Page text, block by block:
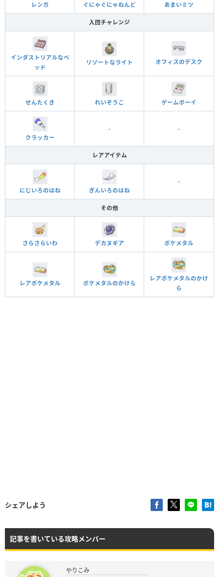
レンガ ぐにゃぐにゃねんど あまいミツ
入団チャレンジ
インダストリアルなベ
ッド
リゾートなライト オフィスのデスク
せんたくき れいぞうこ ゲームボーイ
クラッカー
- -
レアアイテム
にじいろのはね ぎんいろのはね
-
その他
さらさらいわ デカヌギア ポケメタル
レアポケメタル ポケメタルのかけら
レアポケメタルのかけ
ら
シェアしよう
記事を書いている攻略メンバー
やりこみ